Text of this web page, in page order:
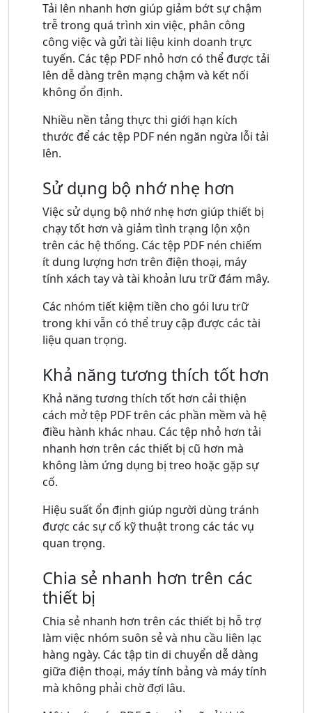
Tải lên nhanh hơn giúp giảm bớt sự chậm
trễ trong quá trình xin việc, phân công
công việc và gửi tài liệu kinh doanh trực
tuyến. Các tệp PDF nhỏ hơn có thể được tải
lên dễ dàng trên mạng chậm và kết nối
không ổn định.
Nhiều nền tảng thực thi giới hạn kích
thước để các tệp PDF nén ngăn ngừa lỗi tải
lên.
Sử dụng bộ nhớ nhẹ hơn
Việc sử dụng bộ nhớ nhẹ hơn giúp thiết bị
chạy tốt hơn và giảm tình trạng lộn xộn
trên các hệ thống. Các tệp PDF nén chiếm
ít dung lượng hơn trên điện thoại, máy
tính xách tay và tài khoản lưu trữ đám mây.
Các nhóm tiết kiệm tiền cho gói lưu trữ
trong khi vẫn có thể truy cập được các tài
liệu quan trọng.
Khả năng tương thích tốt hơn
Khả năng tương thích tốt hơn cải thiện
cách mở tệp PDF trên các phần mềm và hệ
điều hành khác nhau. Các tệp nhỏ hơn tải
nhanh hơn trên các thiết bị cũ hơn mà
không làm ứng dụng bị treo hoặc gặp sự
cố.
Hiệu suất ổn định giúp người dùng tránh
được các sự cố kỹ thuật trong các tác vụ
quan trọng.
Chia sẻ nhanh hơn trên các
thiết bị
Chia sẻ nhanh hơn trên các thiết bị hỗ trợ
làm việc nhóm suôn sẻ và nhu cầu liên lạc
hàng ngày. Các tập tin di chuyển dễ dàng
giữa điện thoại, máy tính bảng và máy tính
mà không phải chờ đợi lâu.